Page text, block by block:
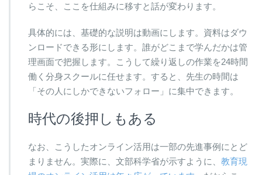
らこそ、ここを仕組みに移すと話が変わります。
具体的には、基礎的な説明は動画にします。資料はダウ
ンロードできる形にします。誰がどこまで学んだかは管
理画面で把握します。こうして繰り返しの作業を24時間
働く分身スクールに任せます。すると、先生の時間は
「その人にしかできないフォロー」に集中できます。
時代の後押しもある
なお、こうしたオンライン活用は一部の先進事例にとど
まりません。実際に、文部科学省が示すように、 教育現